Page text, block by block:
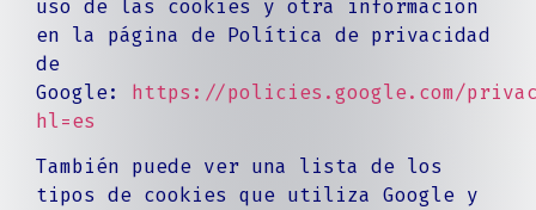
uso de las cookies y otra información
en la página de Política de privacidad
de
Google: https://policies.google.com/
hl=es
También puede ver una lista de los
tipos de cookies que utiliza Google y